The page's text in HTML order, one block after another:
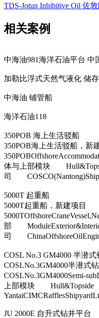
TDS-Jotun Inhibitive Oil 佐
相关案例
中海油981海洋石油平台 中
加勒比浮式天然气液化 储
中海油 铺管船
海洋石油118
350POB 海上生活驳船
350POB海上生活驳船
体与上部模块
司
5000T 起重船
5000T起重船，新建项目
部
司
COSL No.3 GM4000 半潜式
COSLNo.3GM4000半潜式钻
COSLNo.3GM4000Semi-
上部模块
JU 2000E 自升式钻井平台